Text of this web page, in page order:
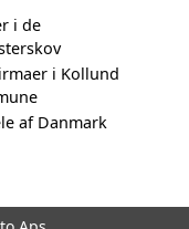
i de
i Kollund
af Danmark